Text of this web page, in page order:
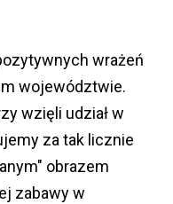
wrażeń
województwie.
wzięli udział w
za tak licznie
obrazem
zabawy w